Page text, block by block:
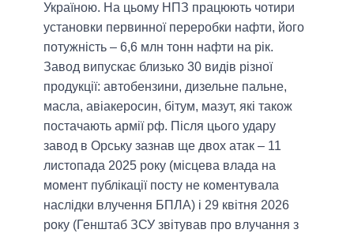
Україною. На цьому НПЗ працюють чотири
установки первинної переробки нафти, його
потужність – 6,6 млн тонн нафти на рік.
Завод випускає близько 30 видів різної
продукції: автобензини, дизельне пальне,
масла, авіакеросин, бітум, мазут, які також
постачають армії рф. Після цього удару
завод в Орську зазнав ще двох атак – 11
листопада 2025 року (місцева влада на
момент публікації посту не коментувала
наслідки влучення БПЛА) і 29 квітня 2026
року (Генштаб ЗСУ звітував про влучання з